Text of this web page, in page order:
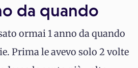
da quando
ormai 1 anno da quando
Prima le avevo solo 2 volte